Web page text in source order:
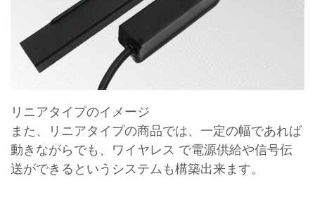
リニアタイプのイメージ
また、リニアタイプの商品では、一定の幅であれば
動きながらでも、ワイヤレス で電源供給や信号伝
送ができるというシステムも構築出来ます。